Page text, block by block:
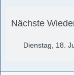
Nächste
Dienstag, 18.